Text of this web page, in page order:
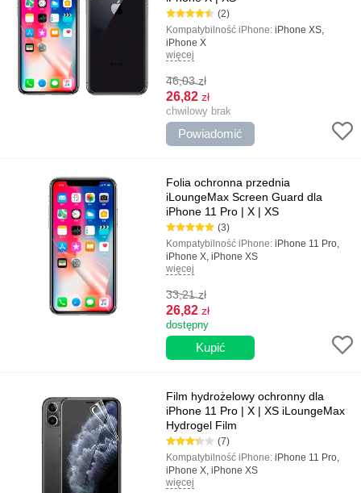
(2)
Kompatybilność iPhone:iPhone XS,
iPhone X
Kolor:
Najważniejsze cechy:
korpusu, Ochrona zarysowania i błota,
Doskonała kompatybilność, Łatwa
instalacja
więcej
46,03zł
26,82zł
chwilowy brak
Powiadomić
Folia ochronna przednia
iLoungeMax Screen Guard dla
iPhone 11 Pro | X | XS
(3)
Kompatybilność iPhone:iPhone 11 Pro,
iPhone X, iPhone XS
Kolor:
Najważniejsze cechy:
Obrona pełnoekranowa, Odporność na
zarysowania i uszkodzenia
więcej
33,21zł
26,82zł
dostępny
Film hydrożelowy ochronny dla
iPhone 11 Pro | X | XS iLoungeMax
Hydrogel Film
(7)
Kompatybilność iPhone:iPhone 11 Pro,
iPhone X, iPhone XS
Kolor:
więcej